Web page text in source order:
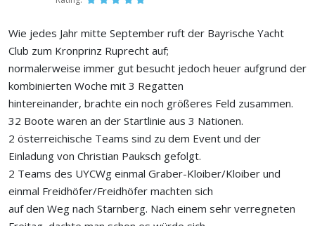
Wie jedes Jahr mitte September ruft der Bayrische Yacht
Club zum Kronprinz Ruprecht auf;
normalerweise immer gut besucht jedoch heuer aufgrund der
kombinierten Woche mit 3 Regatten
hintereinander, brachte ein noch größeres Feld zusammen.
32 Boote waren an der Startlinie aus 3 Nationen.
2 österreichische Teams sind zu dem Event und der
Einladung von Christian Pauksch gefolgt.
2 Teams des UYCWg einmal Graber-Kloiber/Kloiber und
einmal Freidhöfer/Freidhöfer machten sich
auf den Weg nach Starnberg. Nach einem sehr verregneten